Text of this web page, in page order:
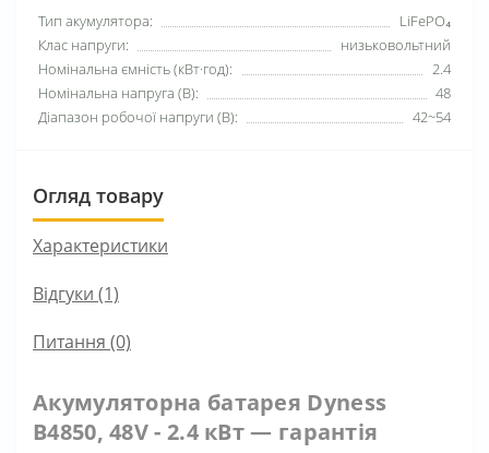
Тип акумулятора:
LiFePO₄
Клас напруги:
низьковольтний
Номінальна ємність (кВт·год):
2.4
Номінальна напруга (В):
48
Діапазон робочої напруги (В):
42~54
Огляд товару
Характеристики
Відгуки (1)
Питання (0)
Акумуляторна батарея Dyness
B4850, 48V - 2.4 кВт — гарантія